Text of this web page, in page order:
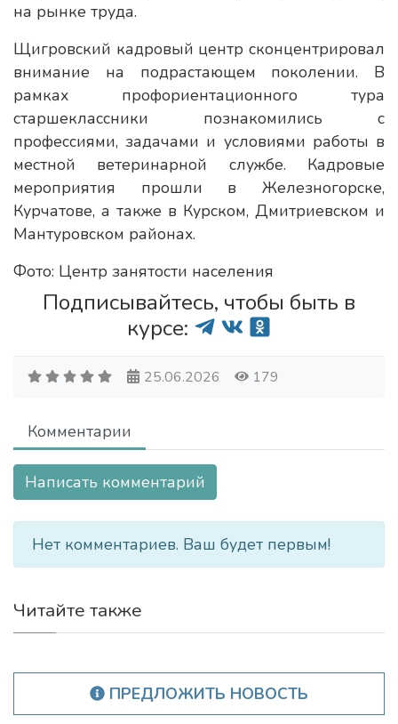
на рынке труда.
Щигровский кадровый центр сконцентрировал
внимание на подрастающем поколении. В
рамках профориентационного тура
старшеклассники познакомились с
профессиями, задачами и условиями работы в
местной ветеринарной службе. Кадровые
мероприятия прошли в Железногорске,
Курчатове, а также в Курском, Дмитриевском и
Мантуровском районах.
Фото: Центр занятости населения
Подписывайтесь, чтобы быть в
курсе:
25.06.2026 179
Комментарии
Написать комментарий
Нет комментариев. Ваш будет первым!
Читайте также
ПРЕДЛОЖИТЬ НОВОСТЬ